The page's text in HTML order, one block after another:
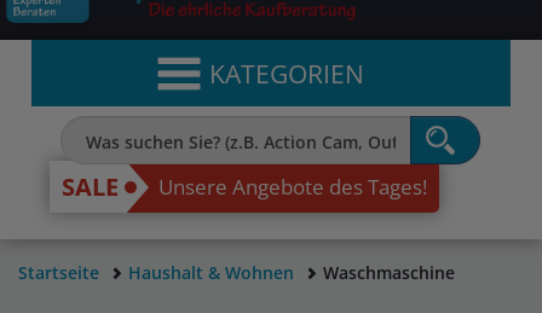
KATEGORIEN
SALE Unsere Angebote des Tages!
Startseite Haushalt & Wohnen Waschmaschine